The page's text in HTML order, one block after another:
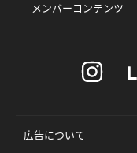
メンバーコンテンツ
広告について